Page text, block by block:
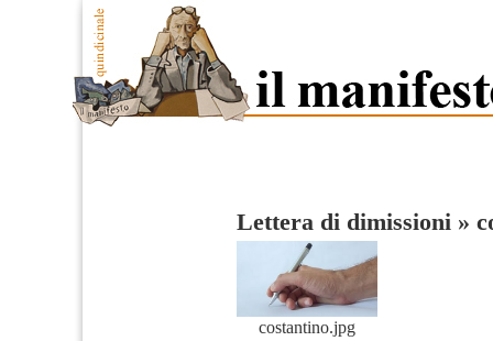
Lettera di dimissioni »
costantino.jpg